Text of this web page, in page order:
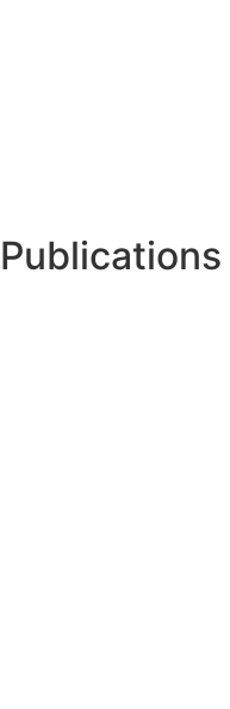
Publications